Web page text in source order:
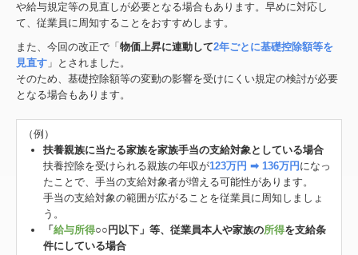
や給与規定等の見直しが必要となる場合もあります。早めに対応し
て、従業員に周知することをおすすめします。
また、今回の改正で「 物価上昇に連動して2年ごとに基礎控除額等を
見直す 」とされました。
そのため、基礎控除額等の変動の影響を受けにくい規定の検討が必要
となる場合もあります。
（例）
扶養親族に当たる家族を家族手当の支給対象としている場合
扶養控除を受けられる親族の年収が123万円 ➡ 136万円 になっ
たことで、手当の支給対象者が増える可能性があります。
手当の支給対象の範囲が広がることを従業員に周知しましょ
う。
「 給与所得○○円以下」等、従業員本人や家族の所得を支給条
件にしている場合